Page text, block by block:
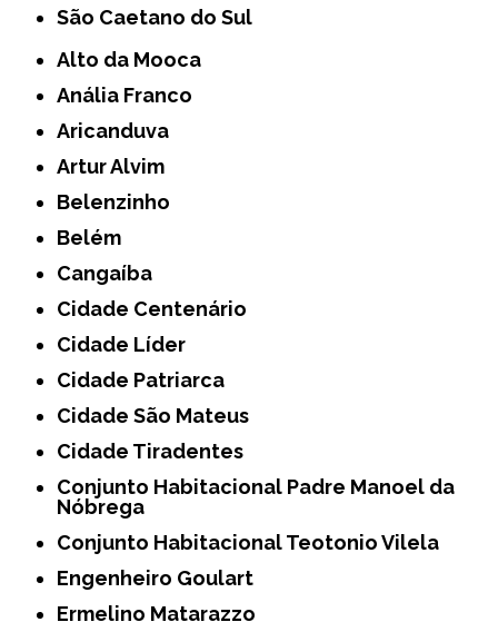
São Caetano do Sul
Alto da Mooca
Anália Franco
Aricanduva
Artur Alvim
Belenzinho
Belém
Cangaíba
Cidade Centenário
Cidade Líder
Cidade Patriarca
Cidade São Mateus
Cidade Tiradentes
Conjunto Habitacional Padre Manoel da
Nóbrega
Conjunto Habitacional Teotonio Vilela
Engenheiro Goulart
Ermelino Matarazzo